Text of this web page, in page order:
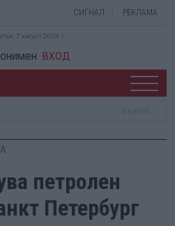
СИГНАЛ РЕКЛАМА
7 август 2026 г.
ВХОД
петролен
Петербург